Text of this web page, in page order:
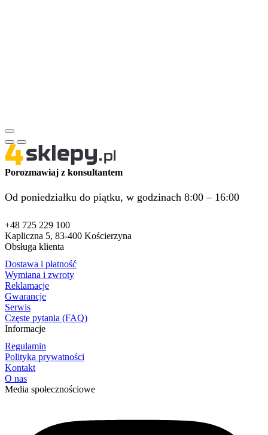
Porozmawiaj z konsultantem
Od poniedziałku do piątku, w godzinach 8:00 – 16:00
+48 725 229 100
Kapliczna 5, 83-400 Kościerzyna
Obsługa klienta
Dostawa i płatność
Wymiana i zwroty
Reklamacje
Gwarancje
Serwis
Częste pytania (FAQ)
Informacje
Regulamin
Polityka prywatności
Kontakt
O nas
Media społecznościowe